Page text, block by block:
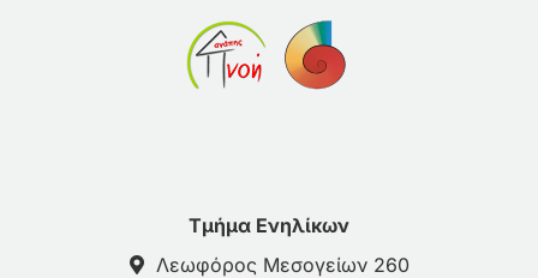
Τμήμα Ενηλίκων
Λεωφόρος Μεσογείων 260